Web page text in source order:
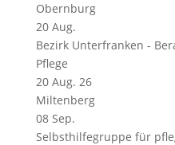
Obernburg
20 Aug.
Bezirk Unterfranken -
Pflege
20 Aug. 26
Miltenberg
08 Sep.
Selbsthilfegruppe für